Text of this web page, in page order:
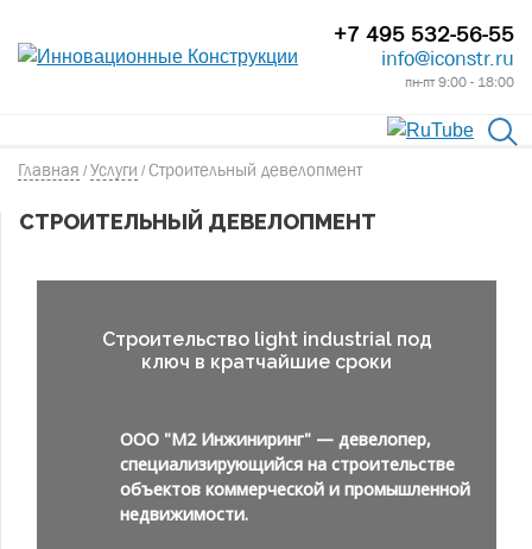
+7 495 532-56-55
info@iconstr.ru
пн-пт 9:00 - 18:00
Главная / Услуги / Строительный девелопмент
СТРОИТЕЛЬНЫЙ ДЕВЕЛОПМЕНТ
Строительство light industrial под
ключ в кратчайшие сроки
ООО "М2 Инжиниринг" — девелопер,
специализирующийся на строительстве
объектов коммерческой и промышленной
недвижимости.